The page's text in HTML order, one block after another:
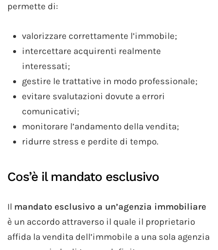
permette di:
valorizzare correttamente l’immobile;
intercettare acquirenti realmente
interessati;
gestire le trattative in modo professionale;
evitare svalutazioni dovute a errori
comunicativi;
monitorare l’andamento della vendita;
ridurre stress e perdite di tempo.
Cos’è il mandato esclusivo
Il mandato esclusivo a un’agenzia immobiliare
è un accordo attraverso il quale il proprietario
affida la vendita dell’immobile a una sola agenzia